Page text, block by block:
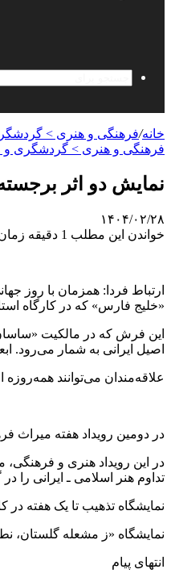
خانه/فرهنگی و هنری >
فرهنگی و هنری > گردشگری و
نمایش دو اثر
۱۴۰۴/۰۲/۲۸
خواندن این مطلب 1 دقیقه زمان میبرد
ارتباط فردا: همزمان با روز
«خلیج فارس» که در کارگاه استاد عمواوغلی بافته شده
اصیل ایرانی به شمار می‌رود. ابعاد این اثر ۳ متر در ۳.۶۵ متر و
علاقه‌مندان می‌توانند همه‌روزه از ساعت ۹ تا ۱۷ در موزه فرش ایران از این
در دومین رویداد هفته میراث فرهنگی نیز، نمایشگاه تذهیب
در این رویداد هنری و
تداوم هنر اسلامی ـ ایرانی را
نمایشگاه تذهیب تا یک هفته
نمایشگاه «ز مشعله گلستان،
انتهای پیام